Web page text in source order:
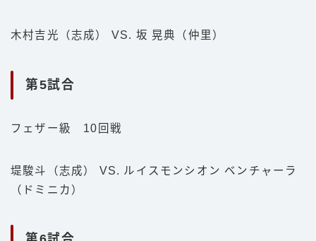
木村吉光（志成） VS. 坂 晃典（仲里）
第5試合
フェザー級 10回戦
堤駿斗（志成） VS. ルイスモンシオン ベンチャーラ
（ドミニカ）